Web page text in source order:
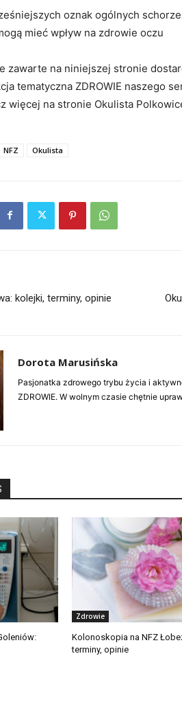
oznak ogólnych
mieć wpływ na zdrowie oczu
zawarte na niniejszej stronie
tematyczna ZDROWIE naszego
więcej na stronie Okulista
NFZ Okulista
kolejki, terminy, opinie
Dorota Marusińska
Pasjonatka zdrowego trybu życia i
ZDROWIE. W wolnym czasie chętnie
Zdrowie
Kolonoskopia na NFZ
terminy, opinie